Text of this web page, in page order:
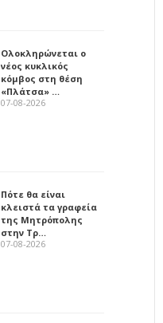
Ολοκληρώνεται ο
νέος κυκλικός
κόμβος στη θέση
«Πλάτσα» …
07-08-2026
Πότε θα είναι
κλειστά τα γραφεία
της Μητρόπολης
στην Τρ…
07-08-2026